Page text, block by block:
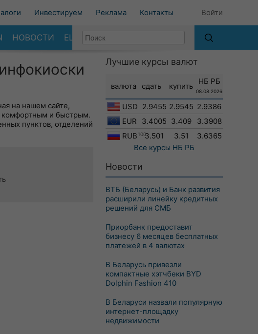
Инвестируем Реклама Контакты Войти
НОВОСТИ ЕЩЕ
на нашем сайте,
комфортным и быстрым.
пунктов, отделений
Лучшие курсы валют
валюта сдать купить
НБ РБ
08.08.2026
USD 2.9455 2.9545 2.9386
EUR
3.4005 3.409
3.3908
RUB 1003.501 3.51
3.6365
Все курсы НБ РБ
Новости
ВТБ (Беларусь) и Банк развития
расширили линейку кредитных
решений для СМБ
Приорбанк предоставит
бизнесу 6 месяцев бесплатных
платежей в 4 валютах
В Беларусь привезли
компактные хэтчбеки BYD
Dolphin Fashion 410
В Беларуси назвали популярную
интернет-площадку
недвижимости